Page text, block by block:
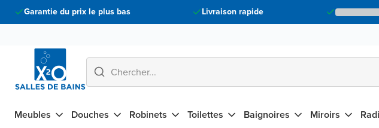
Garantie du prix le plus bas Livraison rapide
Meubles Douches Robinets Toilettes Baignoires Miroirs